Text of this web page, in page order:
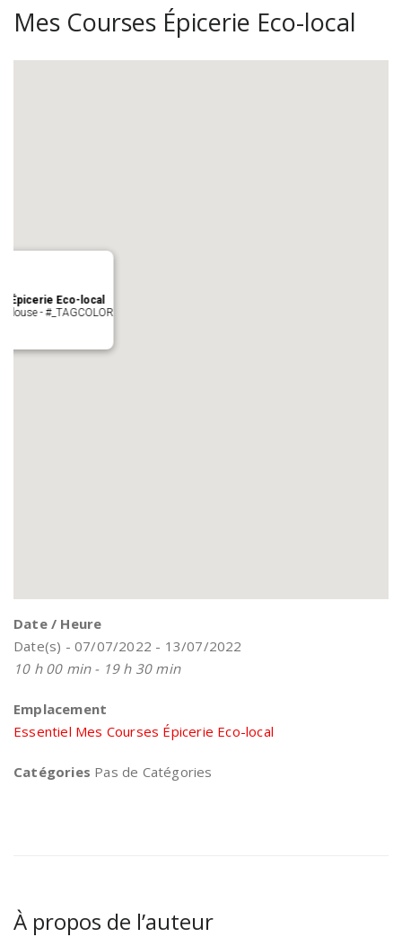
Mes Courses Épicerie Eco-local
Épicerie Eco-local
- #_TAGCOLOR
Date / Heure
Date(s) - 07/07/2022 - 13/07/2022
10 h 00 min - 19 h 30 min
Emplacement
Essentiel Mes Courses Épicerie Eco-local
Catégories Pas de Catégories
À propos de l’auteur